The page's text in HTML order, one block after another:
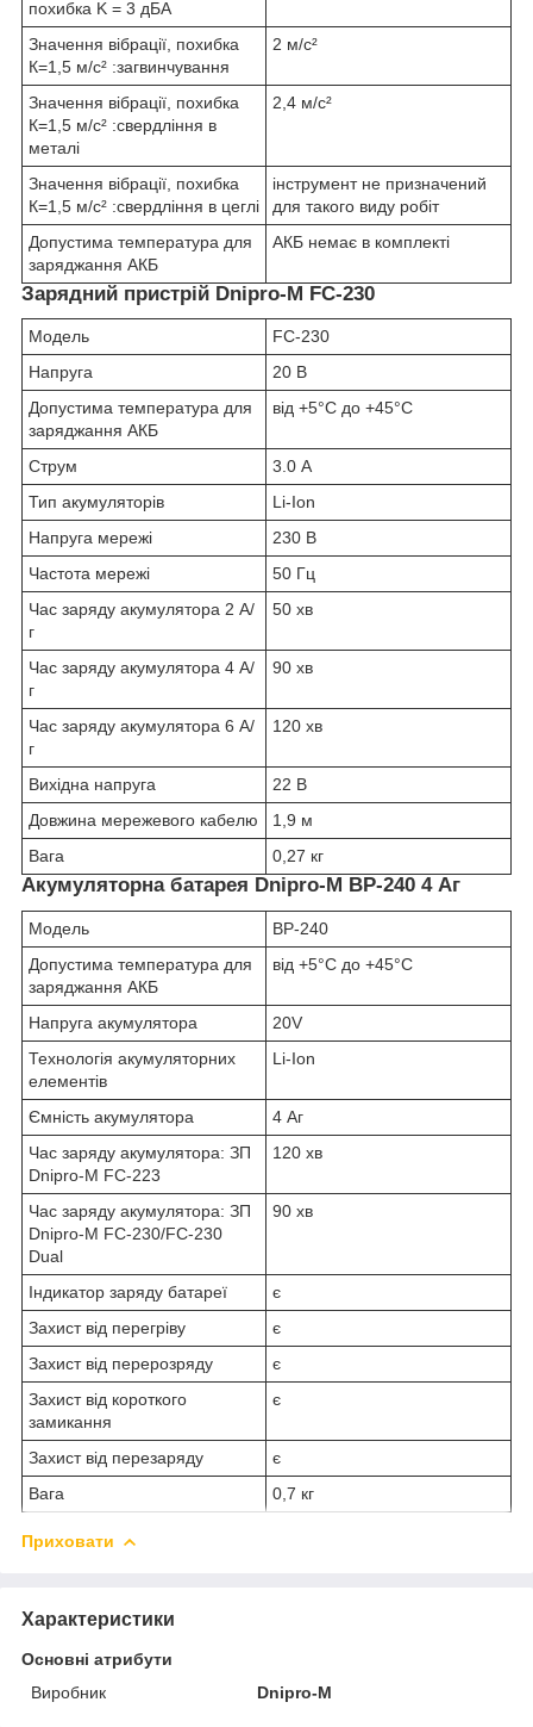
похибка K = 3 дБA
Значення вібрації, похибка
К=1,5 м/с² :загвинчування
2 м/с²
Значення вібрації, похибка
К=1,5 м/с² :свердління в
металі
2,4 м/с²
Значення вібрації, похибка
К=1,5 м/с² :свердління в цеглі
інструмент не призначений
для такого виду робіт
Допустима температура для
заряджання АКБ
АКБ немає в комплекті
Зарядний пристрій Dnipro-M FC-230
Модель
FC-230
Напруга
20 В
Допустима температура для
заряджання АКБ
від +5°С до +45°С
Струм
3.0 А
Тип акумуляторів
Li-Ion
Напруга мережі
230 В
Частота мережі
50 Гц
Час заряду акумулятора 2 А/
г
50 хв
Час заряду акумулятора 4 А/
г
90 хв
Час заряду акумулятора 6 А/
г
120 хв
Вихідна напруга
22 В
Довжина мережевого кабелю
1,9 м
Вага
0,27 кг
Акумуляторна батарея Dnipro-M BP-240 4 Аг
Модель
BP-240
Допустима температура для
заряджання АКБ
від +5°С до +45°С
Напруга акумулятора
20V
Технологія акумуляторних
елементів
Li-Ion
Ємність акумулятора
4 Аг
Час заряду акумулятора: ЗП
Dnipro-M FC-223
120 хв
Час заряду акумулятора: ЗП
Dnipro-M FC-230/FC-230
Dual
90 хв
Індикатор заряду батареї
є
Захист від перегріву
є
Захист від перерозряду
є
Захист від короткого
замикання
є
Захист від перезаряду
є
Вага
0,7 кг
Приховати
Характеристики
Основні атрибути
Виробник
Dnipro-M